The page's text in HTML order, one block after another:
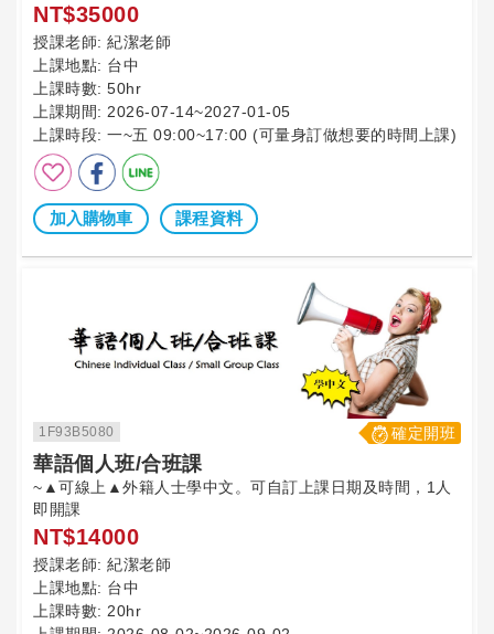
NT$35000
授課老師: 紀潔老師
上課地點: 台中
上課時數: 50hr
上課期間: 2026-07-14~2027-01-05
上課時段: 一~五 09:00~17:00 (可量身訂做想要的時間上課)
加入購物車 課程資料
1F93B5080 確定開班
華語個人班/合班課
~▲可線上▲外籍人士學中文。可自訂上課日期及時間，1人
即開課
NT$14000
授課老師: 紀潔老師
上課地點: 台中
上課時數: 20hr